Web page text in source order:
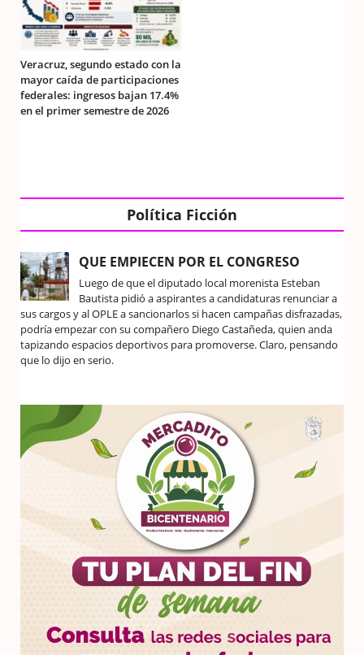
Veracruz, segundo estado con la
mayor caída de participaciones
federales: ingresos bajan 17.4%
en el primer semestre de 2026
Política Ficción
QUE EMPIECEN POR EL CONGRESO
Luego de que el diputado local morenista Esteban
Bautista pidió a aspirantes a candidaturas renunciar a
sus cargos y al OPLE a sancionarlos si hacen campañas disfrazadas,
podría empezar con su compañero Diego Castañeda, quien anda
tapizando espacios deportivos para promoverse. Claro, pensando
que lo dijo en serio.